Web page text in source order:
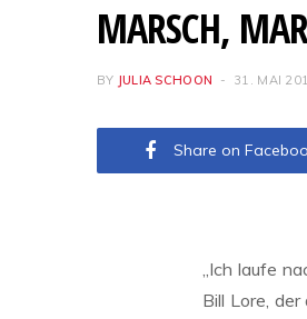
MARSCH,
BY JULIA SCHOON 31. MAI
Share on
„Ich laufe
Bill Lore,